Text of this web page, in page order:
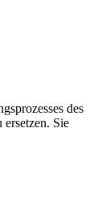
des
Sie